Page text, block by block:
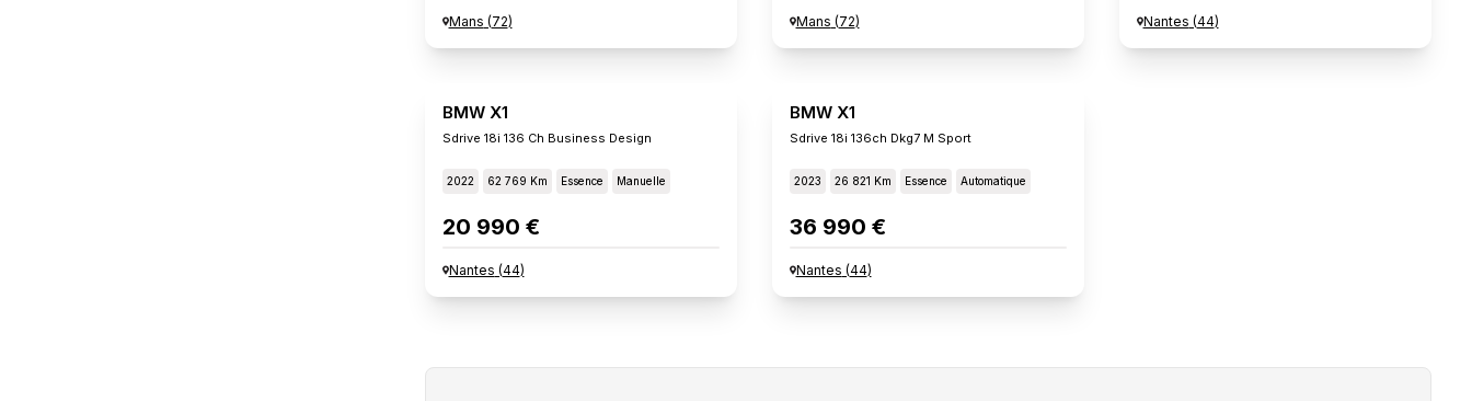
Mans (72) Mans (72) Nantes (44)
BMW X1
Sdrive 18i 136 Ch Business Design
2022 62 769 Km Essence Manuelle
20 990 €
Nantes (44)
BMW X1
Sdrive 18i 136ch Dkg7 M Sport
2023 26 821 Km Essence Automatique
36 990 €
Nantes (44)